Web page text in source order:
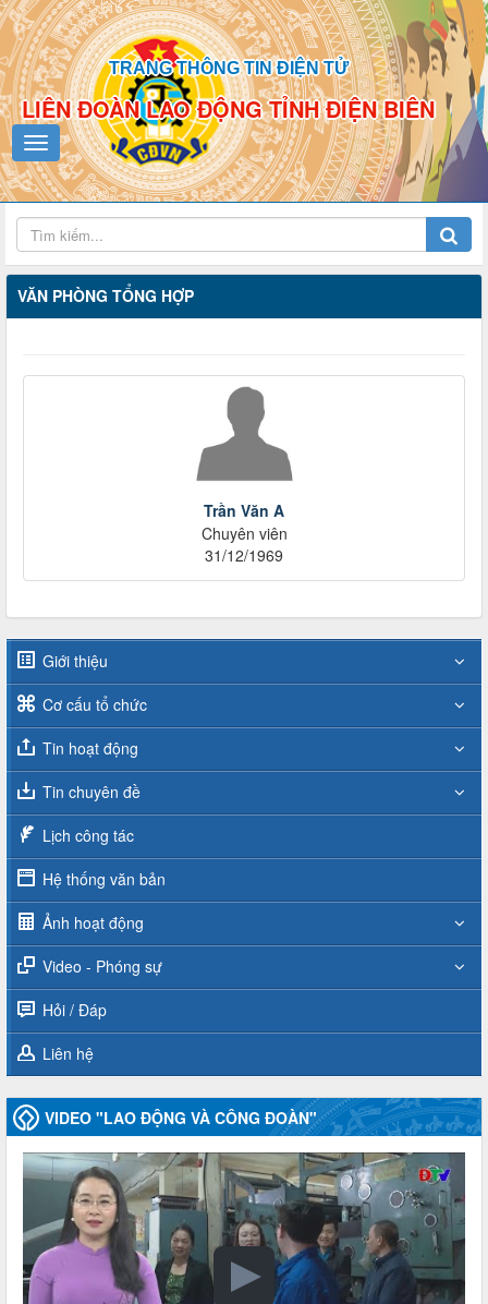
TRANG THÔNG TIN ĐIỆN TỬ
LIÊN ĐOÀN LAO ĐỘNG TỈNH ĐIỆN BIÊN
VĂN PHÒNG TỔNG HỢP
Trần Văn A
Chuyên viên
31/12/1969
Giới thiệu
Cơ cấu tổ chức
Tin hoạt động
Tin chuyên đề
Lịch công tác
Hệ thống văn bản
Ảnh hoạt động
Video - Phóng sự
Hỏi / Đáp
Liên hệ
VIDEO "LAO ĐỘNG VÀ CÔNG ĐOÀN"